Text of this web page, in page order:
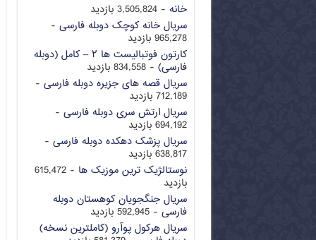
خانه - 3,505,824 بازدید
سریال خانه کوچک دوبله فارسی -
965,278 بازدید
کارتون فوتبالیست ها ۲ – کامل (دوبله
فارسی) - 834,558 بازدید
سریال قصه های جزیره دوبله فارسی -
712,189 بازدید
سریال ارتش سری دوبله فارسی -
694,192 بازدید
سریال پزشک دهکده دوبله فارسی -
638,817 بازدید
نوستالژیک ترین موزیک ها
- 615,472
بازدید
سریال جنگجویان کوهستان دوبله
فارسی - 592,945 بازدید
سریال هرکول پوآرو (کاملترین نسخه)